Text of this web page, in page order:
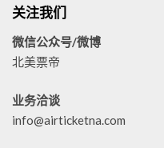
关注我们
微信公众号/微博
北美票帝
业务洽谈
info@airticketna.com